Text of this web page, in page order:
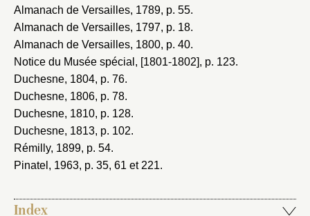
Almanach de Versailles, 1789, p. 55.
Almanach de Versailles, 1797, p. 18.
Almanach de Versailles, 1800, p. 40.
Notice du Musée spécial, [1801-1802], p. 123.
Duchesne, 1804, p. 76.
Duchesne, 1806, p. 78.
Duchesne, 1810, p. 128.
Duchesne, 1813, p. 102.
Rémilly, 1899, p. 54.
Pinatel, 1963, p. 35, 61 et 221.
Index